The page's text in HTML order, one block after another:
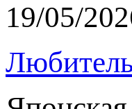
19/05/